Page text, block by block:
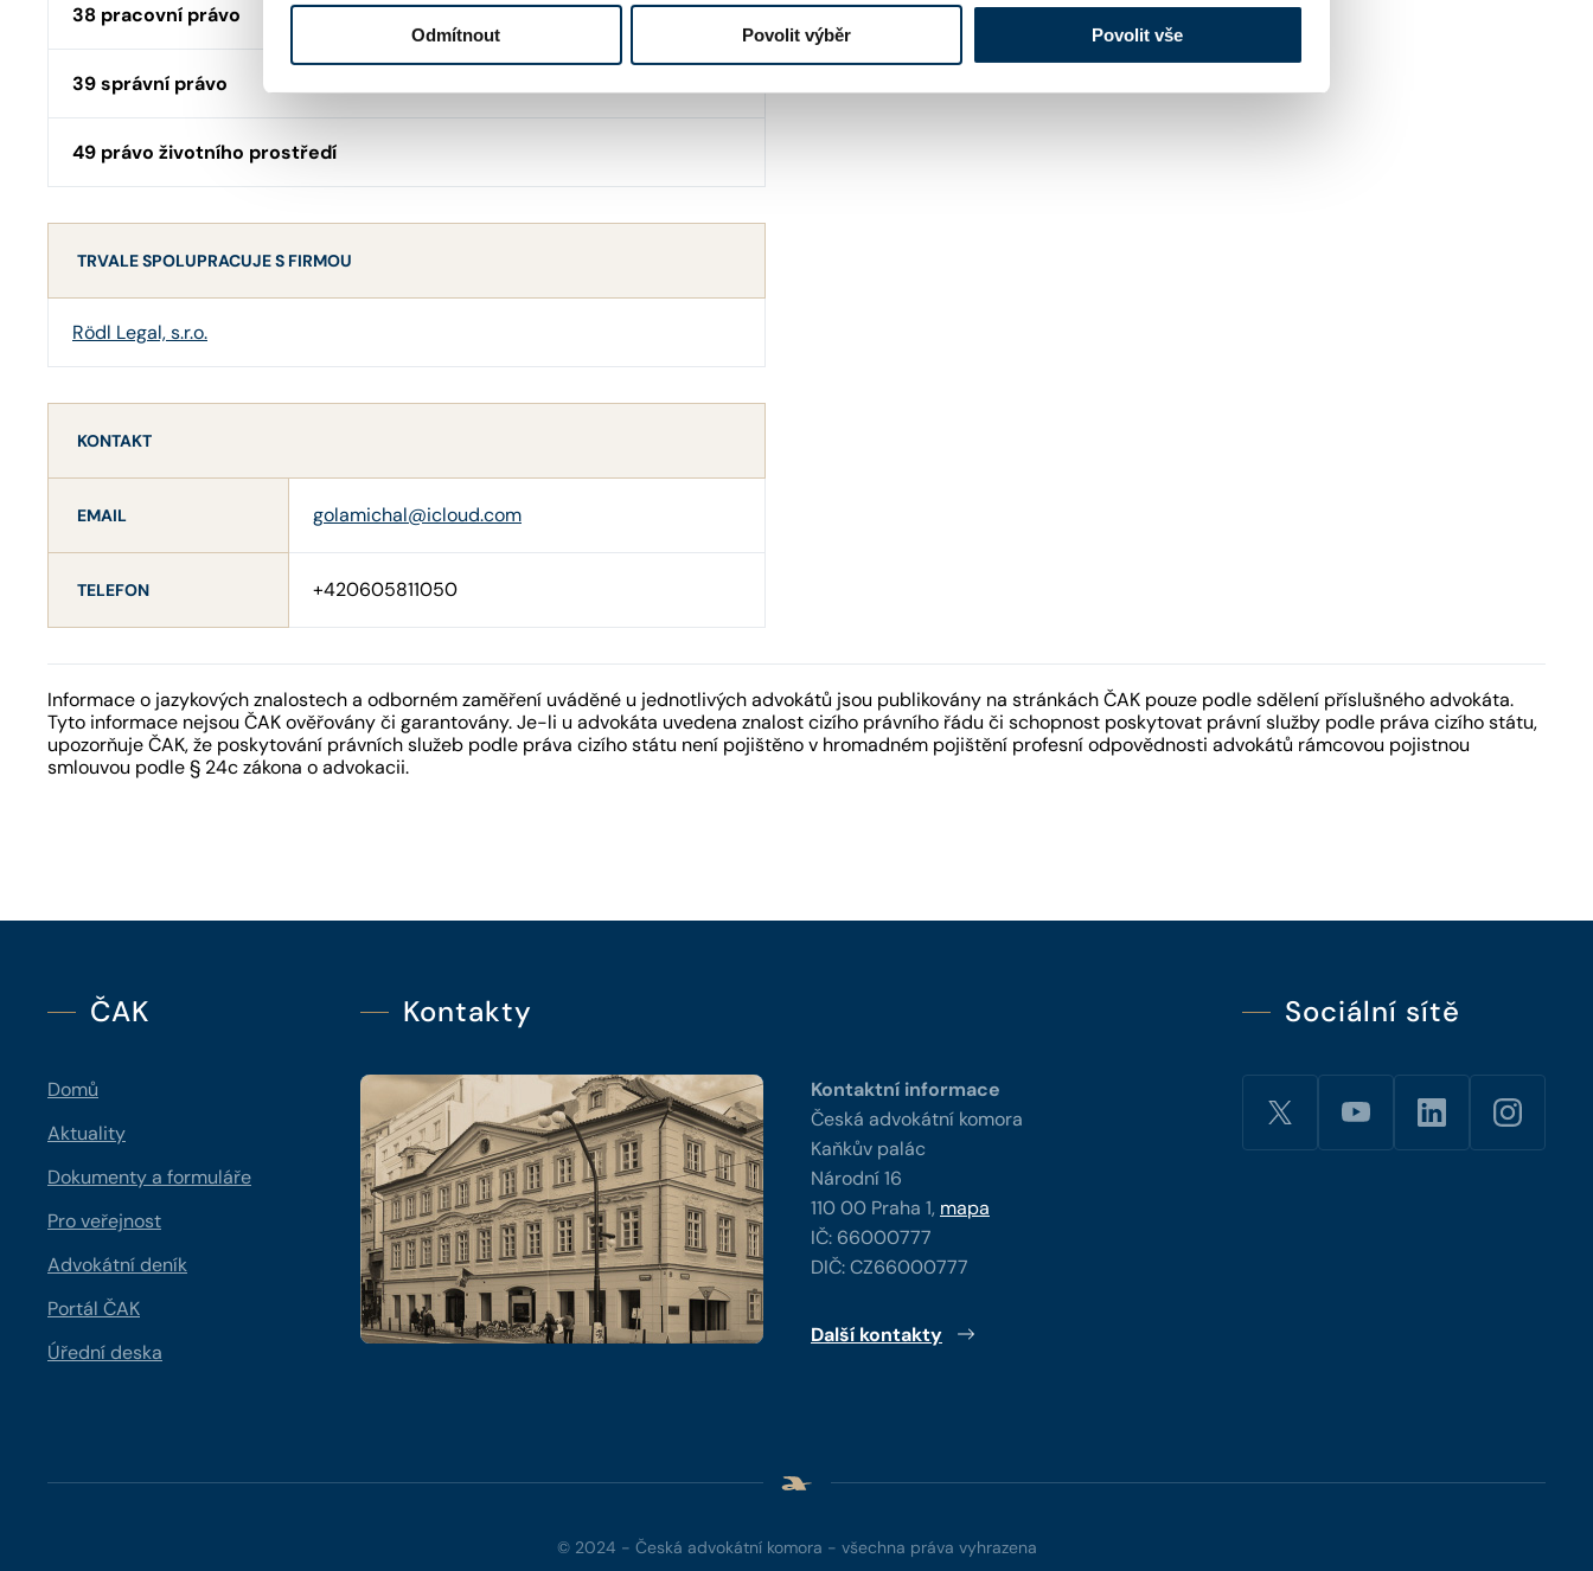
Odmítnout Povolit výběr Povolit vše
38 pracovní právo
39 správní právo
49 právo životního prostředí
TRVALE SPOLUPRACUJE S FIRMOU
Rödl Legal, s.r.o.
KONTAKT
EMAIL golamichal@icloud.com
TELEFON +420605811050
Informace o jazykových znalostech a odborném zaměření uváděné u jednotlivých advokátů jsou publikovány na stránkách ČAK pouze podle sdělení příslušného advokáta.
Tyto informace nejsou ČAK ověřovány či garantovány. Je-li u advokáta uvedena znalost cizího právního řádu či schopnost poskytovat právní služby podle práva cizího státu,
upozorňuje ČAK, že poskytování právních služeb podle práva cizího státu není pojištěno v hromadném pojištění profesní odpovědnosti advokátů rámcovou pojistnou
smlouvou podle § 24c zákona o advokacii.
ČAK
Domů
Aktuality
Dokumenty a formuláře
Pro veřejnost
Advokátní deník
Portál ČAK
Úřední deska
Kontakty
Kontaktní informace
Česká advokátní komora
Kaňkův palác
Národní 16
110 00 Praha 1, mapa
IČ: 66000777
DIČ: CZ66000777
Další kontakty
Sociální sítě
© 2024 - Česká advokátní komora - všechna práva vyhrazena